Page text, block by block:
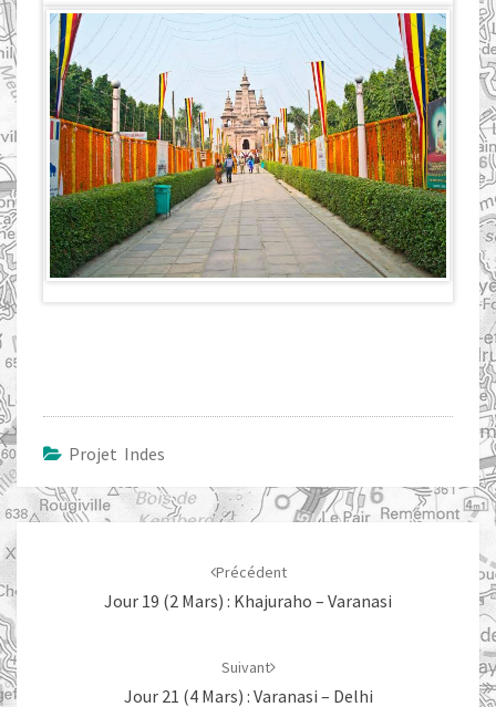
Projet Indes
Navigation
Précédent
Jour 19 (2 Mars) : Khajuraho – Varanasi
Suivant
Jour 21 (4 Mars) : Varanasi – Delhi